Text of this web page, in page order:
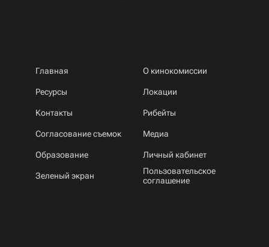
Главная О кинокомиссии
Ресурсы Локации
Контакты Рибейты
Согласование съемок Медиа
Образование Личный кабинет
Зеленый экран
Пользовательское
соглашение